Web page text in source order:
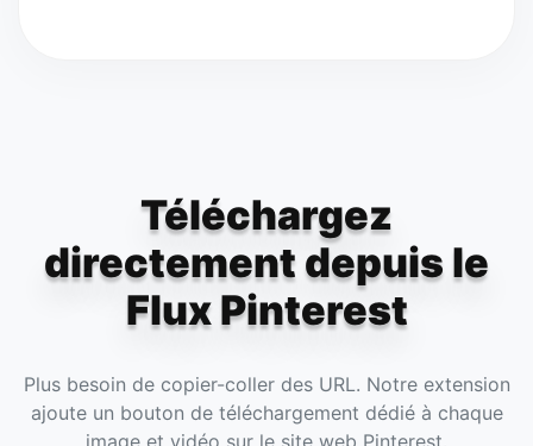
Téléchargez
directement depuis le
Flux Pinterest
Plus besoin de copier-coller des URL. Notre extension
ajoute un bouton de téléchargement dédié à chaque
image et vidéo sur le site web Pinterest.